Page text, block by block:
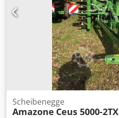
Scheibenegge
Amazone Ceus 5000-2TX